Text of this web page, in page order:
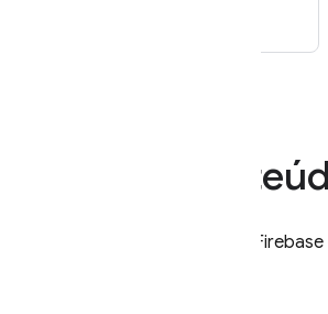
e
aprender lendo ou fazendo, o